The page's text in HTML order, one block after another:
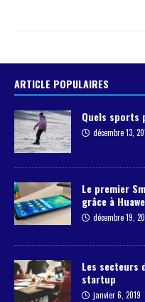
ARTICLE POPULAIRES
Quels sports
décembre 13,
Le premier
grâce à
décembre 19,
Les secteurs
startup
janvier 6, 2019